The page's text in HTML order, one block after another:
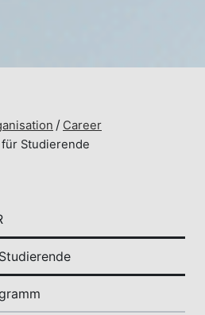
Career
Studierende